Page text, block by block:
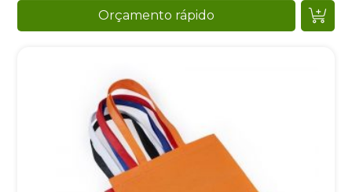
Orçamento rápido